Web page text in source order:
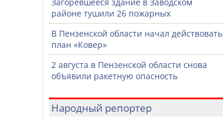
районе тушили 26 пожарных
В Пензенской области начал действовать
план «Ковер»
2 августа в Пензенской области снова
объявили ракетную опасность
Народный репортер